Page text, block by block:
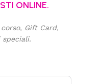
ONLINE.
Gift Card,